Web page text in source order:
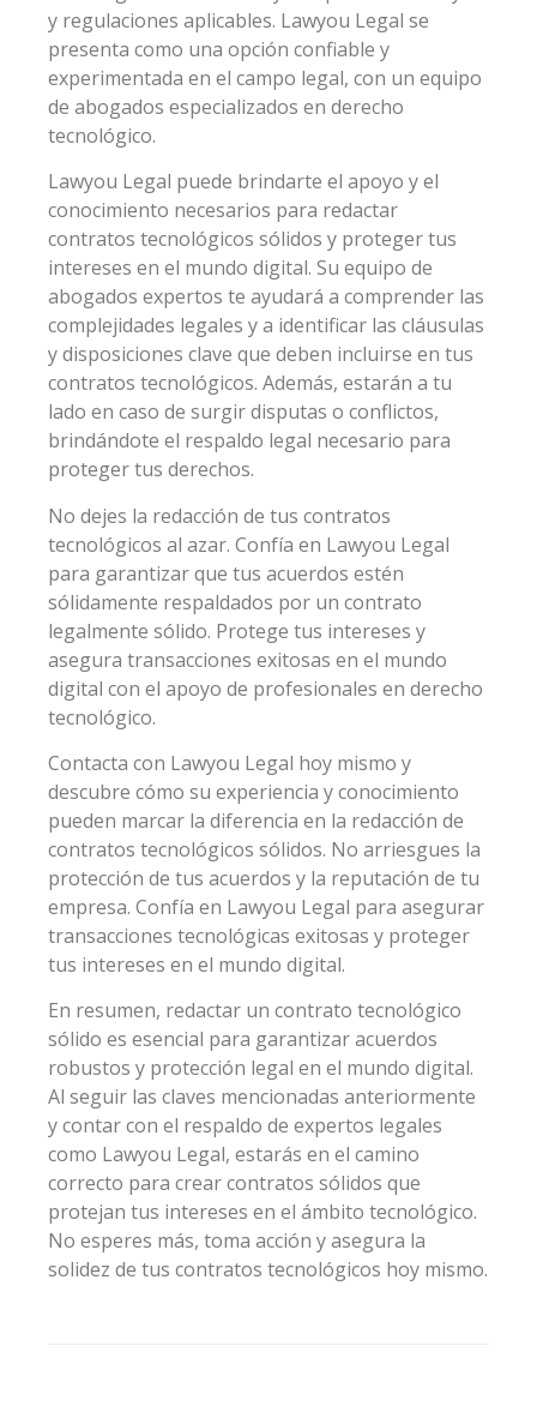
y regulaciones aplicables. Lawyou Legal se
presenta como una opción confiable y
experimentada en el campo legal, con un equipo
de abogados especializados en derecho
tecnológico.
Lawyou Legal puede brindarte el apoyo y el
conocimiento necesarios para redactar
contratos tecnológicos sólidos y proteger tus
intereses en el mundo digital. Su equipo de
abogados expertos te ayudará a comprender las
complejidades legales y a identificar las cláusulas
y disposiciones clave que deben incluirse en tus
contratos tecnológicos. Además, estarán a tu
lado en caso de surgir disputas o conflictos,
brindándote el respaldo legal necesario para
proteger tus derechos.
No dejes la redacción de tus contratos
tecnológicos al azar. Confía en Lawyou Legal
para garantizar que tus acuerdos estén
sólidamente respaldados por un contrato
legalmente sólido. Protege tus intereses y
asegura transacciones exitosas en el mundo
digital con el apoyo de profesionales en derecho
tecnológico.
Contacta con Lawyou Legal hoy mismo y
descubre cómo su experiencia y conocimiento
pueden marcar la diferencia en la redacción de
contratos tecnológicos sólidos. No arriesgues la
protección de tus acuerdos y la reputación de tu
empresa. Confía en Lawyou Legal para asegurar
transacciones tecnológicas exitosas y proteger
tus intereses en el mundo digital.
En resumen, redactar un contrato tecnológico
sólido es esencial para garantizar acuerdos
robustos y protección legal en el mundo digital.
Al seguir las claves mencionadas anteriormente
y contar con el respaldo de expertos legales
como Lawyou Legal, estarás en el camino
correcto para crear contratos sólidos que
protejan tus intereses en el ámbito tecnológico.
No esperes más, toma acción y asegura la
solidez de tus contratos tecnológicos hoy mismo.